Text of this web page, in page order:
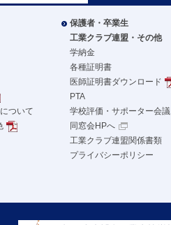
ついて
保護者・卒業生
工業クラブ連盟・その他
学納金
各種証明書
医師証明書ダウンロード
PTA
学校評価・サポーター会議
同窓会HPへ
工業クラブ連盟関係書類
プライバシーポリシー